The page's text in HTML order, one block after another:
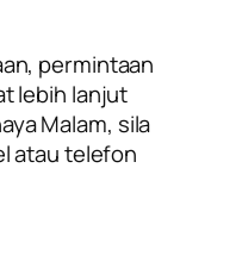
permintaan
lebih lanjut
Malam, sila
atau telefon